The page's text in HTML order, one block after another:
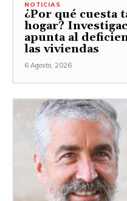
NOTICIAS
¿Por qué cuesta
hogar?
apunta al
las viviendas
6 Agosto, 2026